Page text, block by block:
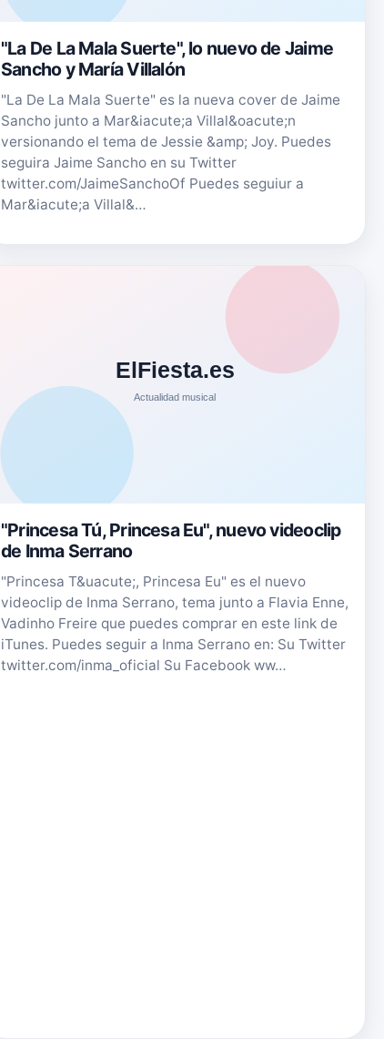
"La De La Mala Suerte", lo nuevo de Jaime
Sancho y María Villalón
"La De La Mala Suerte" es la nueva cover de Jaime
Sancho junto a Mar&iacute;a Villal&oacute;n
versionando el tema de Jessie &amp; Joy. Puedes
seguira Jaime Sancho en su Twitter
twitter.com/JaimeSanchoOf Puedes seguiur a
Mar&iacute;a Villal&…
"Princesa Tú, Princesa Eu", nuevo videoclip
de Inma Serrano
"Princesa T&uacute;, Princesa Eu" es el nuevo
videoclip de Inma Serrano, tema junto a Flavia Enne,
Vadinho Freire que puedes comprar en este link de
iTunes. Puedes seguir a Inma Serrano en: Su Twitter
twitter.com/inma_oficial Su Facebook ww…